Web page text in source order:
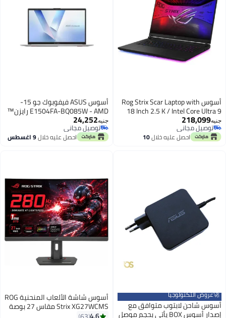
أسوس Rog Strix Scar Laptop with
18 Inch 2.5 K / Intel Core Ultra 9
275HX / 64 Gigabyte / 2 Terabyte
SSD / GeForce RTX 5080 Off Black
جنيه218,099
توصيل مجاني
توصيل مجانياحصل عليه خلال10
أسوس ASUS فيفوبوك جو 15-
E1504FA-BQ085W - AMD رايزن™
5 7520U - AMD راديون جرافيكس -
M.2 - شاشة 15.6 بوصة FHD IPS
جنيه24,252
توصيل مجاني
توصيل مجانياحصل عليه خلال9 اغسطس
🚀عروض التكنولوجيا
أسوس شاحن لابتوب متوافق مع
إصدار أسوس BOX يأتي بحجم موصل
أسوس شاشة الألعاب المنحنية ROG
Strix XG27WCMS مقاس 27 بوصة